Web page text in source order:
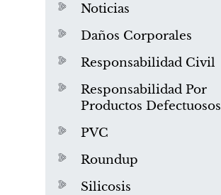
Noticias
Daños Corporales
Responsabilidad Civil
Responsabilidad Por
Productos Defectuosos
PVC
Roundup
Silicosis